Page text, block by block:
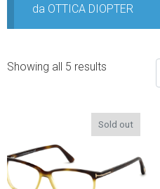
da OTTICA DIOPTER
Showing all 5 results
Sold out